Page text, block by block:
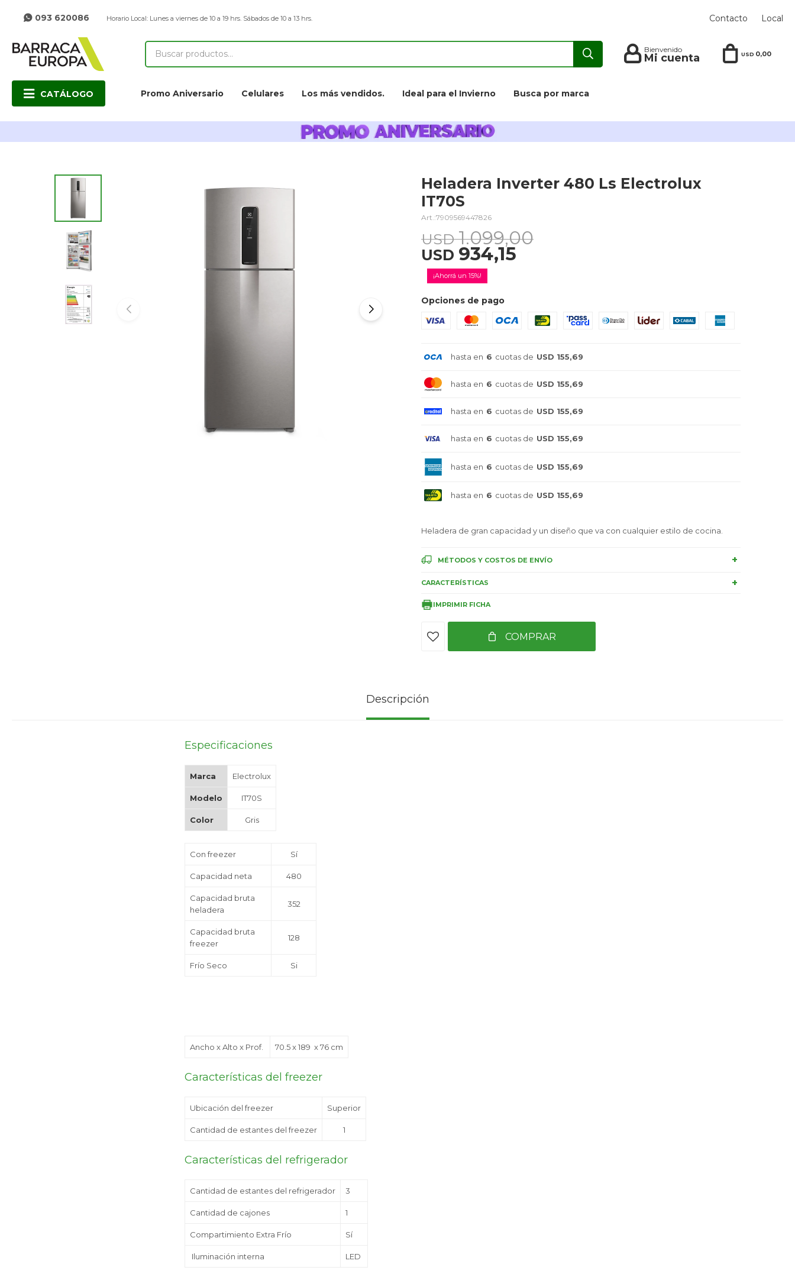
CATÁLOGO Promo Aniversario Celulares Los más vendidos. Ideal para el Invierno Busca por marca
USD 0,00
093 620086 Horario Local: Lunes a viernes de 10 a 19 hrs. Sábados de 10 a 13 hrs. Contacto Local
Heladera Inverter 480 Ls Electrolux
IT70S
7909569447826
USD 934,15
USD 1.099,00
15
Opciones de pago
hasta en 6 cuotas de USD 155,69
hasta en 6 cuotas de USD 155,69
hasta en 6 cuotas de USD 155,69
hasta en 6 cuotas de USD 155,69
hasta en 6 cuotas de USD 155,69
hasta en 6 cuotas de USD 155,69
Heladera de gran capacidad y un diseño que va con cualquier estilo de cocina.
COMPRAR
MÉTODOS Y COSTOS DE ENVÍO
CARACTERÍSTICAS
IMPRIMIR FICHA
Descripción
Especificaciones
Marca Electrolux
Modelo IT70S
Color Gris
Con freezer Sí
Capacidad neta 480
Capacidad bruta
heladera
352
Capacidad bruta
freezer
128
Frío Seco Si
Ancho x Alto x Prof. 70.5 x 189 x 76 cm
Características del freezer
Ubicación del freezer Superior
Cantidad de estantes del freezer 1
Características del refrigerador
Cantidad de estantes del refrigerador 3
Cantidad de cajones 1
Compartimiento Extra Frío Sí
Iluminación interna LED